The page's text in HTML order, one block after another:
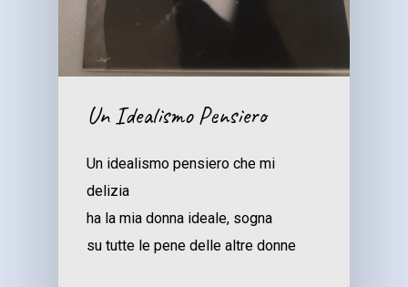
Un Idealismo Pensiero
Un idealismo pensiero che mi
delizia
ha la mia donna ideale, sogna
su tutte le pene delle altre donne